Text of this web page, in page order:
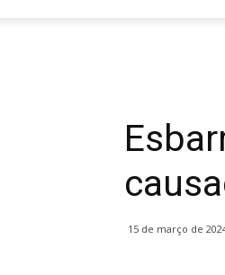
15 de março de